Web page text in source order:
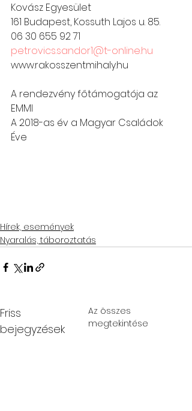
Kovász Egyesület
161 Budapest, Kossuth Lajos u. 85.
06 30 655 92 71
petrovics.sandor1@t-online.hu
www.rakosszentmihaly.hu
A rendezvény főtámogatója az
EMMI
A 2018-as év a Magyar Családok
Éve
Hírek, események
Nyaralás, táboroztatás
Friss
bejegyzések
Az összes
megtekintése